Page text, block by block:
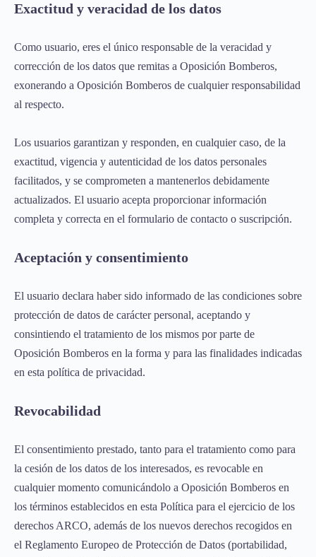
Exactitud y veracidad de los datos
Como usuario, eres el único responsable de la veracidad y
corrección de los datos que remitas a Oposición Bomberos,
exonerando a Oposición Bomberos de cualquier responsabilidad
al respecto.
Los usuarios garantizan y responden, en cualquier caso, de la
exactitud, vigencia y autenticidad de los datos personales
facilitados, y se comprometen a mantenerlos debidamente
actualizados. El usuario acepta proporcionar información
completa y correcta en el formulario de contacto o suscripción.
Aceptación y consentimiento
El usuario declara haber sido informado de las condiciones sobre
protección de datos de carácter personal, aceptando y
consintiendo el tratamiento de los mismos por parte de
Oposición Bomberos en la forma y para las finalidades indicadas
en esta política de privacidad.
Revocabilidad
El consentimiento prestado, tanto para el tratamiento como para
la cesión de los datos de los interesados, es revocable en
cualquier momento comunicándolo a Oposición Bomberos en
los términos establecidos en esta Política para el ejercicio de los
derechos ARCO, además de los nuevos derechos recogidos en
el Reglamento Europeo de Protección de Datos (portabilidad,